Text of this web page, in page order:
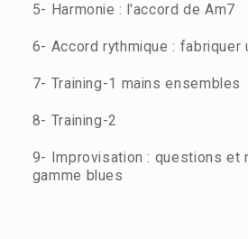
5- Harmonie : l'accord de Am7
6- Accord rythmique : fabriquer
7- Training-1 mains ensembles
8- Training-2
9- Improvisation : questions et
gamme blues